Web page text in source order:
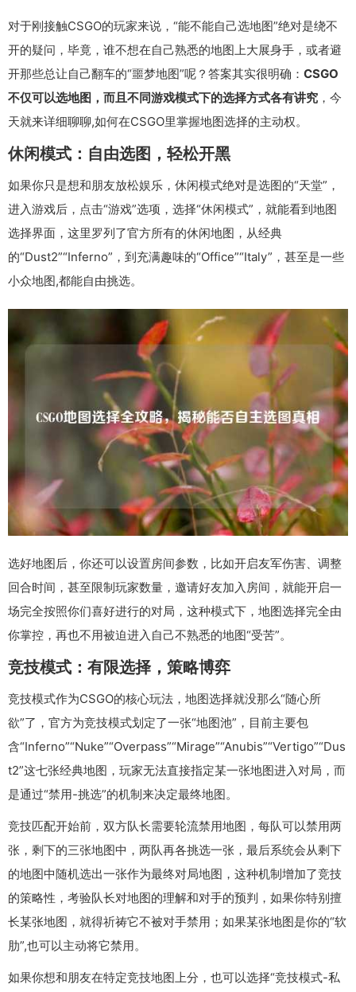
对于刚接触CSGO的玩家来说，“能不能自己选地图”绝对是绕不
开的疑问，毕竟，谁不想在自己熟悉的地图上大展身手，或者避
开那些总让自己翻车的“噩梦地图”呢？答案其实很明确： CSGO
不仅可以选地图，而且不同游戏模式下的选择方式各有讲究 ，今
天就来详细聊聊,如何在CSGO里掌握地图选择的主动权。
休闲模式：自由选图，轻松开黑
如果你只是想和朋友放松娱乐，休闲模式绝对是选图的“天堂”，
进入游戏后，点击“游戏”选项，选择“休闲模式”，就能看到地图
选择界面，这里罗列了官方所有的休闲地图，从经典
的“Dust2”“Inferno”，到充满趣味的“Office”“Italy”，甚至是一些
小众地图,都能自由挑选。
选好地图后，你还可以设置房间参数，比如开启友军伤害、调整
回合时间，甚至限制玩家数量，邀请好友加入房间，就能开启一
场完全按照你们喜好进行的对局，这种模式下，地图选择完全由
你掌控，再也不用被迫进入自己不熟悉的地图“受苦”。
竞技模式：有限选择，策略博弈
竞技模式作为CSGO的核心玩法，地图选择就没那么“随心所
欲”了，官方为竞技模式划定了一张“地图池”，目前主要包
含“Inferno”“Nuke”“Overpass”“Mirage”“Anubis”“Vertigo”“Dus
t2”这七张经典地图，玩家无法直接指定某一张地图进入对局，而
是通过“禁用-挑选”的机制来决定最终地图。
竞技匹配开始前，双方队长需要轮流禁用地图，每队可以禁用两
张，剩下的三张地图中，两队再各挑选一张，最后系统会从剩下
的地图中随机选出一张作为最终对局地图，这种机制增加了竞技
的策略性，考验队长对地图的理解和对手的预判，如果你特别擅
长某张地图，就得祈祷它不被对手禁用；如果某张地图是你的“软
肋”,也可以主动将它禁用。
如果你想和朋友在特定竞技地图上分，也可以选择“竞技模式-私